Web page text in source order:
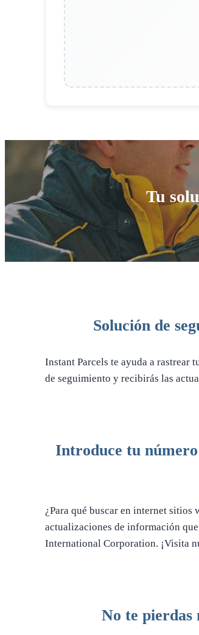
Tu
Solución de
Instant Parcels te ayuda a rastrear
de seguimiento y recibirás las
Introduce tu
¿Para qué buscar en internet sitios
actualizaciones de información
International Corporation. ¡Visita
No te pierdas